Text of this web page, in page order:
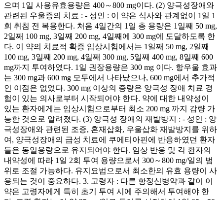
으며 1일 사용유효용량은 400～800 mg이다. (2) 양극성장애와
관련된 우울증의 치료 : - 성인 : 이 약은 식사와 관계없이 1일 1
회 취침 전 복용한다. 처음 4일간의 1일 총 용량은 1일째 50 mg,
2일째 100 mg, 3일째 200 mg, 4일째에 300 mg에 도달하도록 한
다. 이 약의 치료적 확증 임상시험에서는 1일째 50 mg, 2일째
100 mg, 3일째 200 mg, 4일째 300 mg, 5일째 400 mg, 8일째 600
mg까지 투여하였다. 1일 권장용량은 300 mg 이다. 항우울 효과
는 300 mg과 600 mg 모두에서 나타났으나, 600 mg에서 추가적
인 이점은 없었다. 300 mg 이상의 증량은 양극성 장애 치료 경
험이 있는 의사로부터 시작되어야 한다. 약에 대한 내약성이
있는 환자에게는 임상시험으로부터 최소 200 mg 까지 감량 가
능한 것으로 알려졌다. (3) 양극성 장애의 재발방지 : - 성인 : 양
극성장애와 관련된 조증, 혼재삽화, 우울삽화 재발방지를 위하
여, 양극성장애의 급성 치료에 쿠에티아핀에 반응하였던 환자
들은 동일용량으로 유지되어야 한다. 임상 반응 및 각 환자의
내약성에 따라 1일 2회 투여 용량으로서 300～800 mg/일의 범
위로 조절 가능하다. 유지요법으로서 최소한의 유효 용량이 사
용되는 것이 중요하다. 3. 고령자 : 다른 항정신병약과 같이 이
약은 고령자에게 특히 초기 투여 시에 주의해서 투여해야 한